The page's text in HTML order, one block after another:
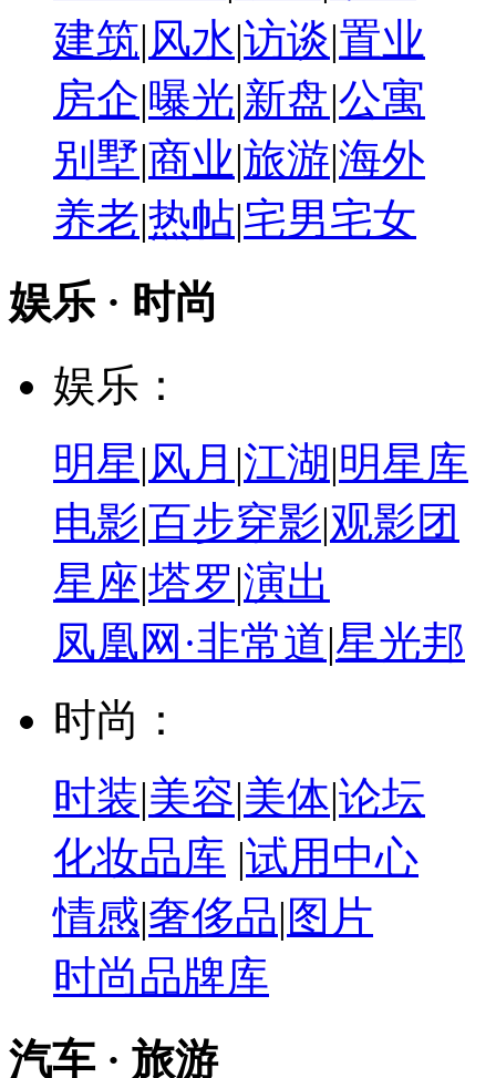
建筑|风水|访谈|置业
房企|曝光|新盘|公寓
别墅|商业|旅游|海外
养老|热帖|宅男宅女
娱乐 · 时尚
娱乐：
明星|风月 |江湖|明星库
电影|百步穿影|观影团
星座|塔罗|演出
凤凰网·非常道|星光邦
时尚：
时装|美容|美体|论坛
化妆品库 |试用中心
情感|奢侈品|图片
时尚品牌库
汽车 · 旅游